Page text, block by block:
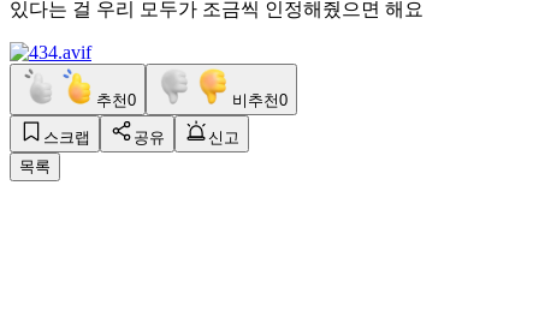
있다는 걸 우리 모두가 조금씩 인정해줬으면 해요
추천0 비추천0
스크랩 공유
신고
목록